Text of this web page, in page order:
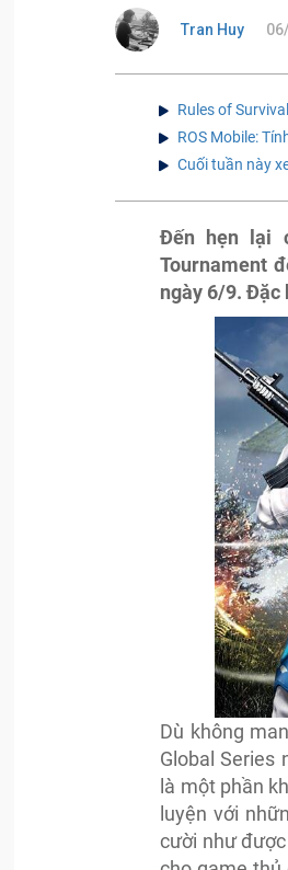
Tran Huy
Rules of
ROS Mobile:
Cuối tuần này
Đến hẹn lại
Tournament
ngày 6/9. Đặc
Dù không
Global Series
là một phần
luyện với
cười như